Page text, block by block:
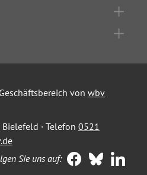
von wbv
· Telefon 0521
Sie uns auf: